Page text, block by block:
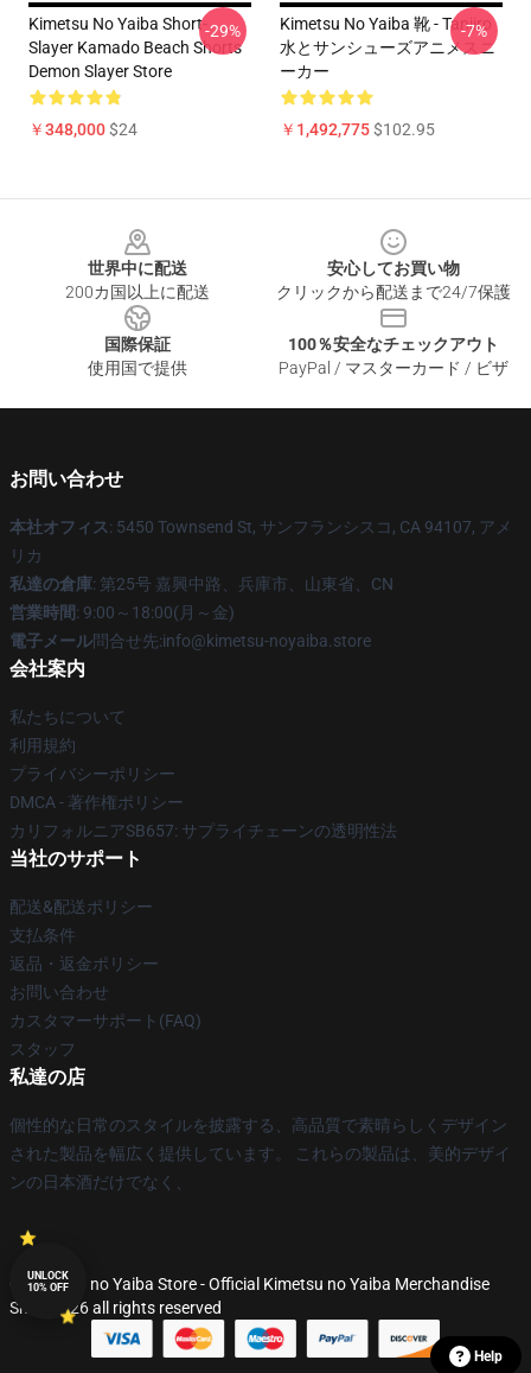
Kimetsu No Yaiba Short-
Slayer Kamado Beach Shorts
Demon Slayer Store
￥348,000$24
-29%
Kimetsu No Yaiba 靴 - Tanjiro
水とサンシューズアニメスニ
ーカー
￥1,492,775$102.95
-7%
世界中に配送
200カ国以上に配送
安心してお買い物
クリックから配送まで24/7保護
国際保証
使用国で提供
100％安全なチェックアウト
PayPal / マスターカード / ビザ
お問い合わせ
本社オフィス: 5450 Townsend St, サンフランシスコ, CA 94107, アメ
リカ
私達の倉庫: 第25号 嘉興中路、兵庫市、山東省、CN
営業時間: 9:00～18:00(月～金)
電子メール問合せ先:info@kimetsu-noyaiba.store
会社案内
私たちについて
利用規約
プライバシーポリシー
DMCA - 著作権ポリシー
カリフォルニアSB657: サプライチェーンの透明性法
当社のサポート
配送&配送ポリシー
支払条件
返品・返金ポリシー
お問い合わせ
カスタマーサポート(FAQ)
スタッフ
私達の店
個性的な日常のスタイルを披露する、高品質で素晴らしくデザイン
された製品を幅広く提供しています。 これらの製品は、美的デザイ
ンの日本酒だけでなく、
© Kimetsu no Yaiba Store - Official Kimetsu no Yaiba Merchandise
Shop 2026 all rights reserved
Help
UNLOCK
10% OFF